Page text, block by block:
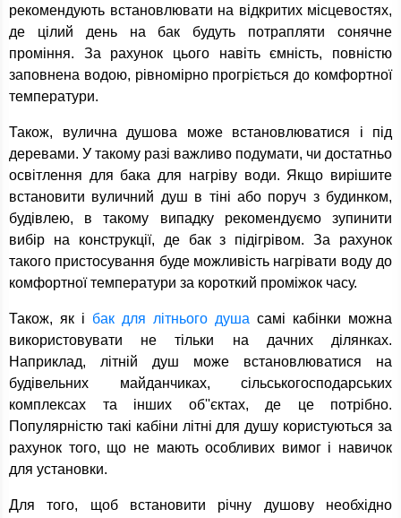
рекомендують встановлювати на відкритих місцевостях,
де цілий день на бак будуть потрапляти сонячне
проміння. За рахунок цього навіть ємність, повністю
заповнена водою, рівномірно прогріється до комфортної
температури.
Також, вулична душова може встановлюватися і під
деревами. У такому разі важливо подумати, чи достатньо
освітлення для бака для нагріву води. Якщо вирішите
встановити вуличний душ в тіні або поруч з будинком,
будівлею, в такому випадку рекомендуємо зупинити
вибір на конструкції, де бак з підігрівом. За рахунок
такого пристосування буде можливість нагрівати воду до
комфортної температури за короткий проміжок часу.
Також, як і бак для літнього душа самі кабінки можна
використовувати не тільки на дачних ділянках.
Наприклад, літній душ може встановлюватися на
будівельних майданчиках, сільськогосподарських
комплексах та інших об''єктах, де це потрібно.
Популярністю такі кабіни літні для душу користуються за
рахунок того, що не мають особливих вимог і навичок
для установки.
Для того, щоб встановити річну душову необхідно